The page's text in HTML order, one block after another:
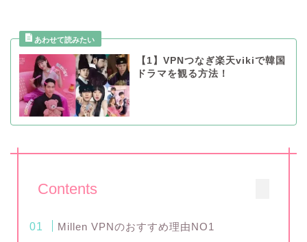
【1】VPNつなぎ楽天vikiで韓国
ドラマを観る方法！
Contents
Millen VPNのおすすめ理由NO1